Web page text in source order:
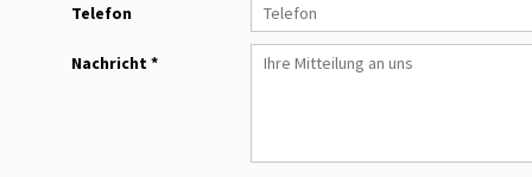
Telefon
Nachricht *